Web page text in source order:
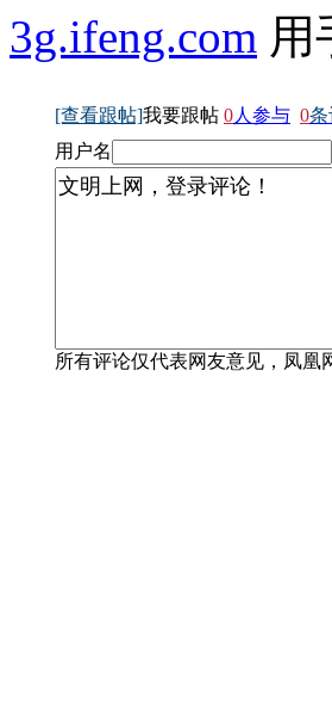
3g.ifeng.com 用
[查看跟帖]我要跟帖 0人参与 0条
用户名
所有评论仅代表网友意见，凤凰